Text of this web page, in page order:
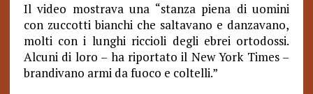
Il video mostrava una “stanza piena di uomini
con zuccotti bianchi che saltavano e danzavano,
molti con i lunghi riccioli degli ebrei ortodossi.
Alcuni di loro – ha riportato il New York Times –
brandivano armi da fuoco e coltelli.”